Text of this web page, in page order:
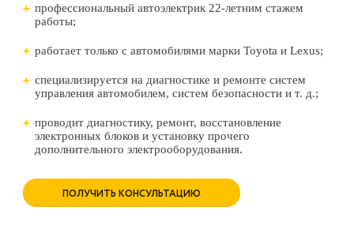
профессиональный автоэлектрик 22-летним стажем
работы;
работает только с автомобилями марки Toyota и Lexus;
специализируется на диагностике и ремонте систем
управления автомобилем, систем безопасности и т. д.;
проводит диагностику, ремонт, восстановление
электронных блоков и установку прочего
дополнительного электрооборудования.
ПОЛУЧИТЬ КОНСУЛЬТАЦИЮ